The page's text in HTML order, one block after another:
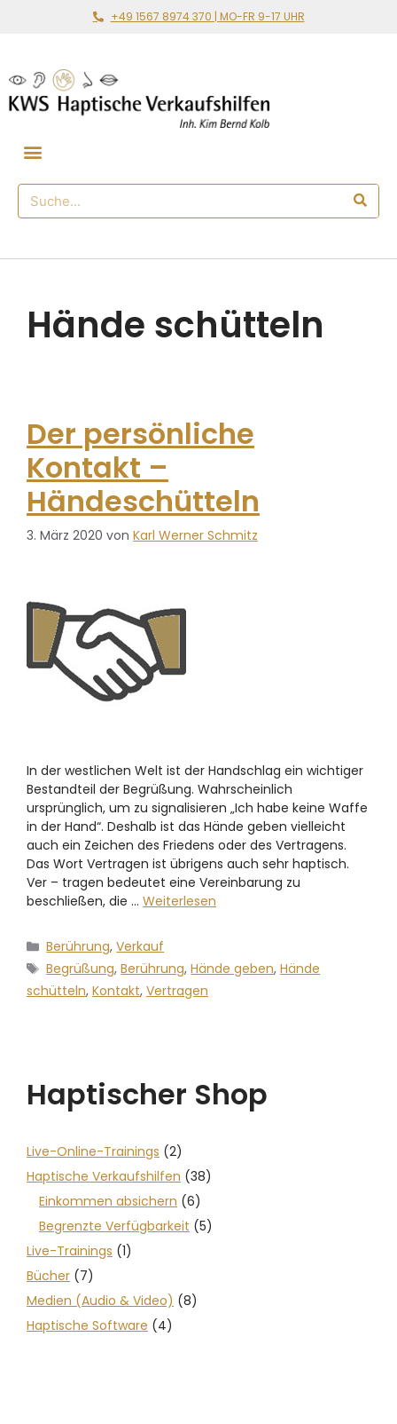
+49 1567 8974 370 | MO-FR 9-17 UHR
Hände schütteln
Der persönliche
Kontakt –
Händeschütteln
3. März 2020 von Karl Werner Schmitz
In der westlichen Welt ist der Handschlag ein wichtiger
Bestandteil der Begrüßung. Wahrscheinlich
ursprünglich, um zu signalisieren „Ich habe keine Waffe
in der Hand“. Deshalb ist das Hände geben vielleicht
auch ein Zeichen des Friedens oder des Vertragens.
Das Wort Vertragen ist übrigens auch sehr haptisch.
Ver – tragen bedeutet eine Vereinbarung zu
beschließen, die … Weiterlesen
Berührung,Verkauf
Begrüßung,Berührung,Hände geben,Hände
schütteln, Kontakt, Vertragen
Haptischer Shop
Live-Online-Trainings (2)
Haptische Verkaufshilfen (38)
Einkommen absichern (6)
Begrenzte Verfügbarkeit (5)
Live-Trainings (1)
Bücher (7)
Medien (Audio & Video) (8)
Haptische Software (4)